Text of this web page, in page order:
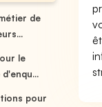
de
le
pour